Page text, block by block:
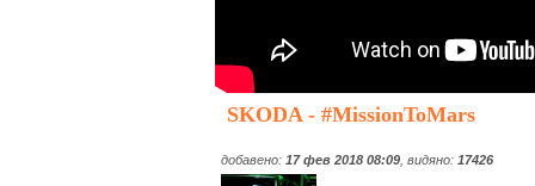
SKODA - #MissionToMars
добавено: 17 фев 2018 08:09 , видяно: 17426